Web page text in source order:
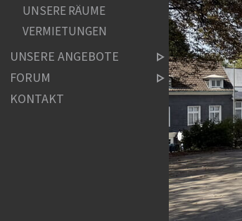
UNSERE RÄUME
VERMIETUNGEN
UNSERE ANGEBOTE
FORUM
KONTAKT